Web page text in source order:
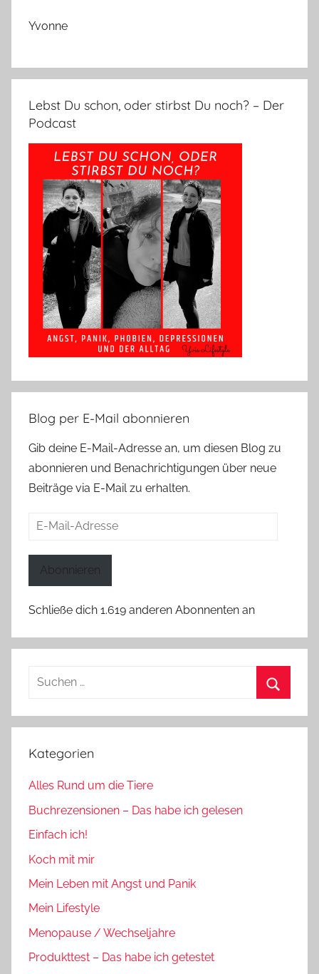
Yvonne
Lebst Du schon, oder stirbst Du noch? – Der
Podcast
Blog per E-Mail abonnieren
Gib deine E-Mail-Adresse an, um diesen Blog zu
abonnieren und Benachrichtigungen über neue
Beiträge via E-Mail zu erhalten.
E-
Abonnieren
Schließe dich 1.619 anderen Abonnenten an
Suchen
Kategorien
Alles Rund um die Tiere
Buchrezensionen – Das habe ich gelesen
Einfach ich!
Koch mit mir
Mein Leben mit Angst und Panik
Mein Lifestyle
Menopause / Wechseljahre
Produkttest – Das habe ich getestet